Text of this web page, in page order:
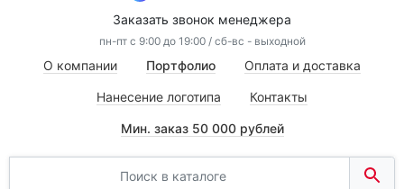
Заказать звонок менеджера
пн-пт с 9:00 до 19:00 / сб-вс - выходной
О компании Портфолио Оплата и доставка
Нанесение логотипа Контакты
Мин. заказ 50 000 рублей